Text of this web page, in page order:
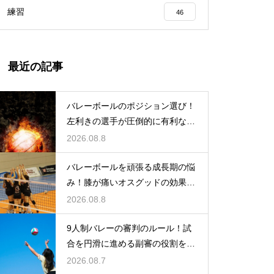
練習 46
最近の記事
バレーボールのポジション選び！
左利きの選手が圧倒的に有利な場
所とは
2026.08.8
バレーボールを頑張る成長期の悩
み！膝が痛いオスグッドの効果的
な対策
2026.08.8
9人制バレーの審判のルール！試
合を円滑に進める副審の役割を解
説
2026.08.7